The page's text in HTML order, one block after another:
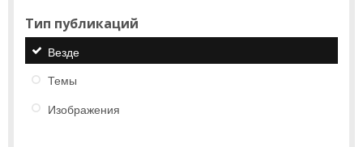
Тип публикаций
Везде
Темы
Изображения